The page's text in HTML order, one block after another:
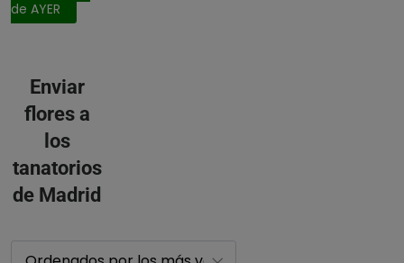
de AYER
Enviar
flores a
los
tanatorios
de Madrid